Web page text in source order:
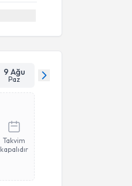
9 Ağu
Paz
Takvim
kapalıdır